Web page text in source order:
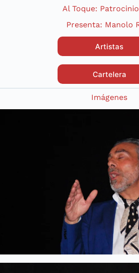
Al Toque:
Presenta: Manolo
Artistas
Cartelera
Imágenes